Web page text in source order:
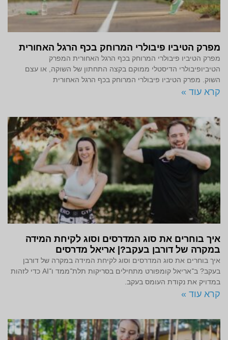
מפרק הטיביו פיבולרי המרוחק בכף הרגל האחורית
מפרק הטיביו פיבולרי המרוחק בכף הרגל האחורית המפרק
הטיביופיבולרי הדיסטלי ממוקם בקצה התחתון של השוקה, או עצם
השוק. מפרק הטיביו פיבולרי המרוחק בכף הרגל האחורית
קרא עוד »
איך בוחרים את סוג המדרסים וסוג לקיחת המידה
במקרה של דורבן בעקב?| אריאל מדרסים
איך בוחרים את סוג המדרסים וסוג לקיחת המידה במקרה של דורבן
בעקב? ב־אריאל קומפורט מתחילים בסריקות תלת־ממד ו־AI כדי לזהות
במדויק את נקודת העומס בעקב.
קרא עוד »